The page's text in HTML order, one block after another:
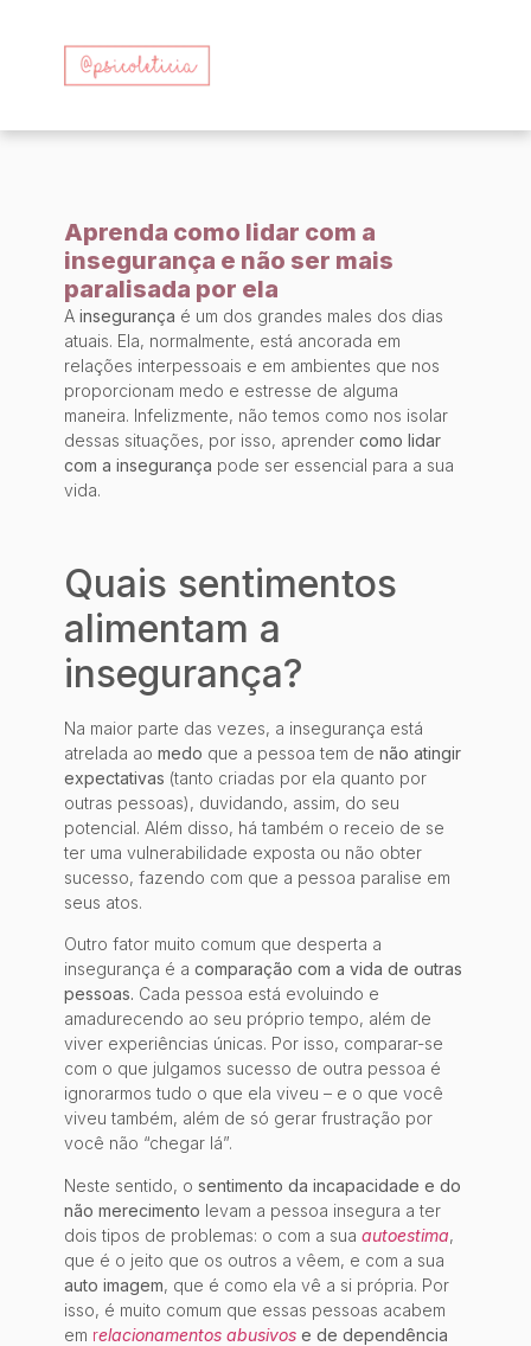
Aprenda como lidar com a
insegurança e não ser mais
paralisada por ela
A insegurança é um dos grandes males dos dias
atuais. Ela, normalmente, está ancorada em
relações interpessoais e em ambientes que nos
proporcionam medo e estresse de alguma
maneira. Infelizmente, não temos como nos isolar
dessas situações, por isso, aprender como lidar
com a insegurança pode ser essencial para a sua
vida.
Quais sentimentos
alimentam a
insegurança?
Na maior parte das vezes, a insegurança está
atrelada ao medo que a pessoa tem de não atingir
expectativas (tanto criadas por ela quanto por
outras pessoas), duvidando, assim, do seu
potencial. Além disso, há também o receio de se
ter uma vulnerabilidade exposta ou não obter
sucesso, fazendo com que a pessoa paralise em
seus atos.
Outro fator muito comum que desperta a
insegurança é a comparação com a vida de outras
pessoas. Cada pessoa está evoluindo e
amadurecendo ao seu próprio tempo, além de
viver experiências únicas. Por isso, comparar-se
com o que julgamos sucesso de outra pessoa é
ignorarmos tudo o que ela viveu – e o que você
viveu também, além de só gerar frustração por
você não “chegar lá”.
Neste sentido, o sentimento da incapacidade e do
não merecimento levam a pessoa insegura a ter
dois tipos de problemas: o com a sua autoestima,
que é o jeito que os outros a vêem, e com a sua
auto imagem, que é como ela vê a si própria. Por
isso, é muito comum que essas pessoas acabem
em relacionamentos abusivos e de dependência